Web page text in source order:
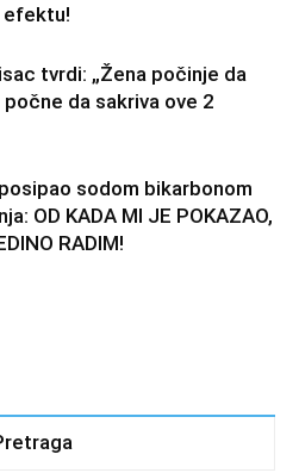
efektu!
tvrdi: „Žena počinje da
da sakriva ove 2
sodom bikarbonom
OD KADA MI JE POKAZAO,
RADIM!